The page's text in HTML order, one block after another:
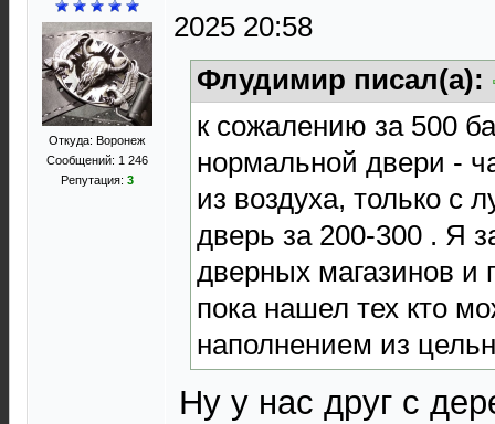
Откуда: Воронеж
Сообщений: 1 246
Репутация: 3
2025 20:58
Флудимир писал(а):
к сожалению за 500
нормальной двери -
из воздуха, только с
дверь за 200-300 . Я
дверных магазинов и
пока нашел тех кто
наполнением из
Ну у нас друг с